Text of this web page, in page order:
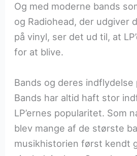
Og med moderne bands
og Radiohead, der udgiver
på vinyl, ser det ud til, at
for at blive.
Bands og deres indflydelse
Bands har altid haft stor
LP’ernes popularitet. Som
blev mange af de største
musikhistorien først kendt